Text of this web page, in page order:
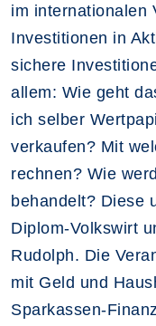
im internationalen
Investitionen in
sichere
allem: Wie geht
ich selber
verkaufen? Mit
rechnen? Wie
behandelt? Diese
Diplom-Volkswirt
Rudolph. Die
mit Geld und
Sparkassen-